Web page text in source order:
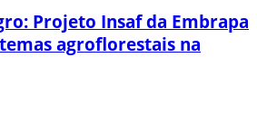
Projeto Insaf da Embrapa
agroflorestais na